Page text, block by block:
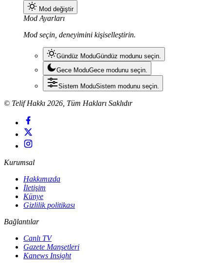
Mod değiştir
Mod Ayarları
Mod seçin, deneyimini kişiselleştirin.
Gündüz ModuGündüz modunu seçin.
Gece ModuGece modunu seçin.
Sistem ModuSistem modunu seçin.
© Telif Hakkı 2026, Tüm Hakları Saklıdır
Kurumsal
Hakkımızda
İletişim
Künye
Gizlilik politikası
Bağlantılar
Canlı TV
Gazete Manşetleri
Kanews Insight